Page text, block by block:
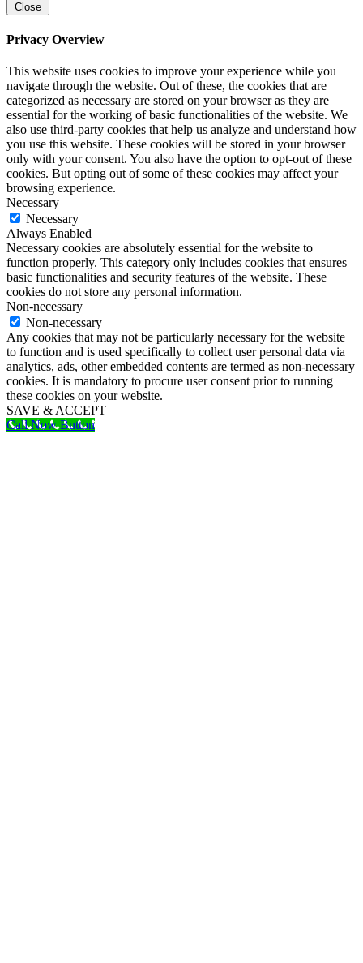
Close
Privacy Overview
This website uses cookies to improve your experience while you
navigate through the website. Out of these, the cookies that are
categorized as necessary are stored on your browser as they are
essential for the working of basic functionalities of the website. We
also use third-party cookies that help us analyze and understand how
you use this website. These cookies will be stored in your browser
only with your consent. You also have the option to opt-out of these
cookies. But opting out of some of these cookies may affect your
browsing experience.
Necessary
Necessary
Always Enabled
Necessary cookies are absolutely essential for the website to
function properly. This category only includes cookies that ensures
basic functionalities and security features of the website. These
cookies do not store any personal information.
Non-necessary
Non-necessary
Any cookies that may not be particularly necessary for the website
to function and is used specifically to collect user personal data via
analytics, ads, other embedded contents are termed as non-necessary
cookies. It is mandatory to procure user consent prior to running
these cookies on your website.
SAVE & ACCEPT
Call Now Button